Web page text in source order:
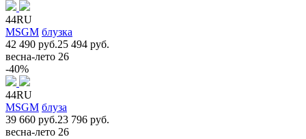
44RU
MSGM блузка
42 490 руб.25 494 руб.
весна-лето 26
-40%
44RU
MSGM блуза
39 660 руб.23 796 руб.
весна-лето 26